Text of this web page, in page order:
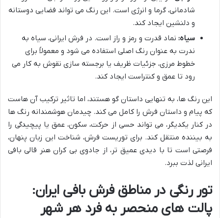
شادمانی، گرما و انرژی است. این رنگ می تواند فضایی دوستانه
و دلنشین ایجاد کند.
سیاه: نماد قدرت و رمز و راز است. در فرش ایرانی، سیاه به
ندرت به عنوان رنگ اصلی استفاده می شود و معمولاً برای
خطوط مرزی، جزئیات ظریف یا برجسته سازی نقوش به کار می
رود تا عمق و کنتراست ایجاد کند.
این رنگ ها، به تنهایی داستان گو هستند، اما تاثیر ترکیب آن هاست
که پیام و داستان فرش را کامل می کند. چیدمان هوشمندانه رنگ ها
در کنار یکدیگر، می تواند حسی از حرکت، سکون، عمق یا پیچیدگی را
به بیننده منتقل کند. برای توریست فرش، شناخت این زبان پنهان،
فرصتی است تا با دیدی عمیق تر، از جادوی بی کران هنر قالی بافی
ایرانی لذت ببرد.
تور رنگی در مناطق فرش بافی ایران:
پالت های منحصر به فرد هر شهر